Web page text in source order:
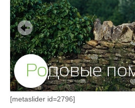
[metaslider id=2796]